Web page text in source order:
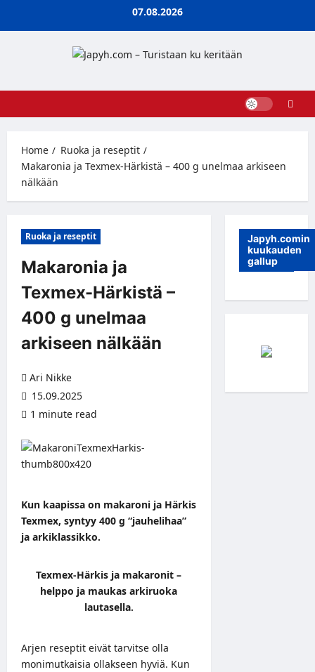
07.08.2026
Home
Ruoka ja reseptit
Makaronia ja Texmex-Härkistä – 400 g unelmaa arkiseen
nälkään
Ruoka ja reseptit
Makaronia ja
Texmex-Härkistä –
400 g unelmaa
arkiseen nälkään
Ari Nikke
15.09.2025
1 minute read
Kun kaapissa on makaroni ja Härkis
Texmex, syntyy 400 g “jauhelihaa”
ja arkiklassikko.
Texmex-Härkis ja makaronit –
helppo ja maukas arkiruoka
lautasella.
Arjen reseptit eivät tarvitse olla
monimutkaisia ollakseen hyviä. Kun
Japyh.comin
kuukauden
gallup